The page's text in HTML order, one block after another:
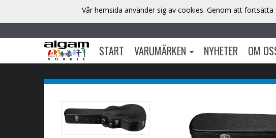
START VARUMÄRKEN NYHETER OM
Vår hemsida använder sig av cookies. Genom att